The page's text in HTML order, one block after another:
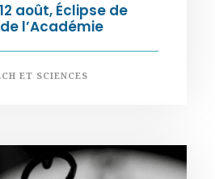
août, Éclipse de
l’Académie
ET SCIENCES